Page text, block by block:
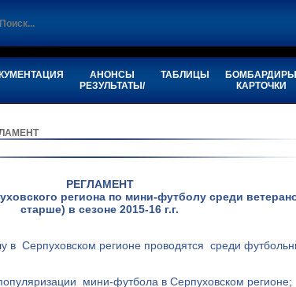
АНОНСЫ
РЕЗУЛЬТАТЫ/
ТАБЛИЦЫ
БОМБАРДИРЫ
КАРТОЧКИ
РЕГЛАМЕНТ
региона по мини-футболу среди
старше) в сезоне 2015-16 г.г.
в Серпуховском регионе проводятся среди
мини-футбола в Серпуховском регионе;